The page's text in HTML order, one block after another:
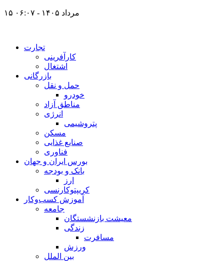
۱۵ مرداد ۱۴۰۵ - ۰۶:۰۷
تجارت
کارآفرینی
اشتغال
بازرگانی
حمل و نقل
خودرو
مناطق آزاد
انرژی
پتروشیمی
مسکن
صنایع غذایی
فناوری
بورس ایران و جهان
بانک و بودجه
ارز
کریپتوکارنسی
آموزش کسب‌وکار
جامعه
معیشت بازنشستگان
زندگی
مسافرت
ورزش
بین الملل